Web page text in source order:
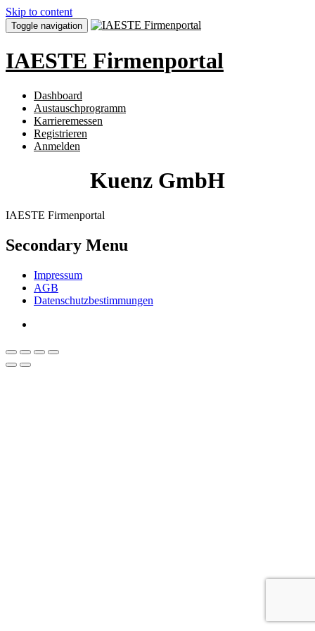
Skip to content
Toggle navigation
IAESTE Firmenportal
Dashboard
Austauschprogramm
Karrieremessen
Registrieren
Anmelden
Kuenz GmbH
IAESTE Firmenportal
Secondary Menu
Impressum
AGB
Datenschutzbestimmungen